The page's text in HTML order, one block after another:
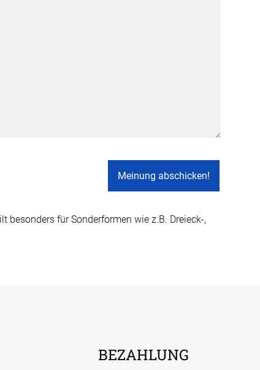
für Sonderformen wie z.B. Dreieck-,
BEZAHLUNG